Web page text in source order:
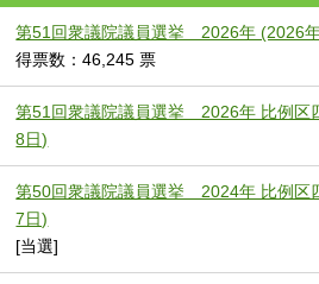
第51回衆議院議員選挙 2026年 (2026
得票数：46,245 票
第51回衆議院議員選挙 2026年 比例区
8日)
第50回衆議院議員選挙 2024年 比例区
7日)
[当選]